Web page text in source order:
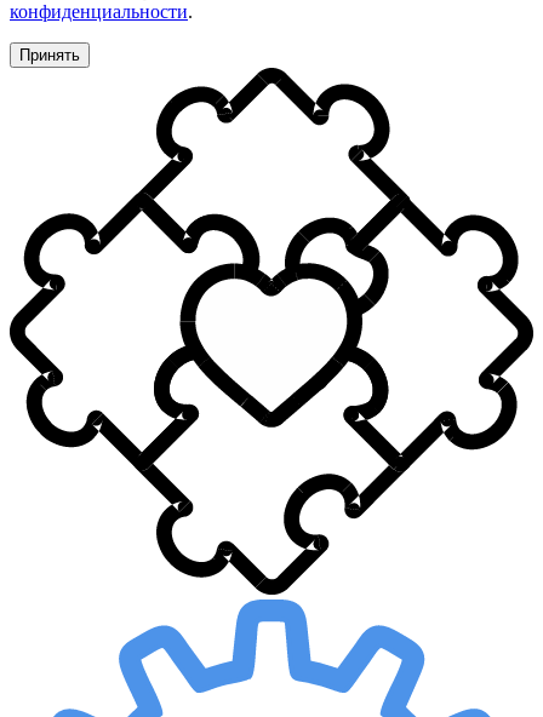
конфиденциальности.
Принять